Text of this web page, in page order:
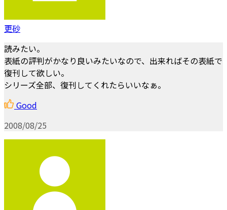
更砂
読みたい。
表紙の評判がかなり良いみたいなので、出来ればその表紙で
復刊して欲しい。
シリーズ全部、復刊してくれたらいいなぁ。
Good
2008/08/25